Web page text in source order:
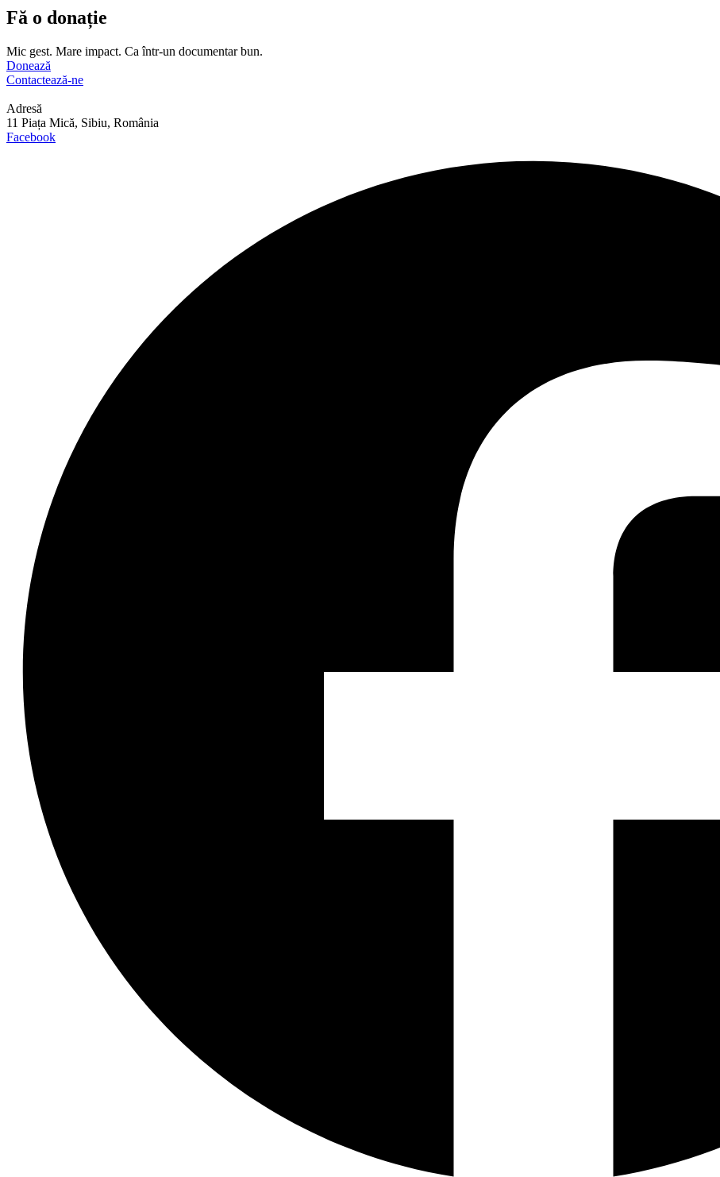
Fă o donație
Mic gest. Mare impact. Ca într-un documentar bun.
Donează
Contactează-ne
Adresă
11 Piața Mică, Sibiu, România
Facebook